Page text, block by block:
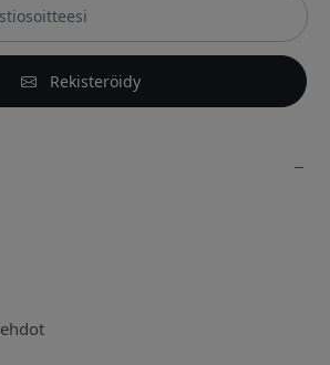
Rekisteröidy